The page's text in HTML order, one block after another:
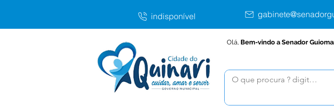
indisponível
Olá, Bem-vindo a Senador